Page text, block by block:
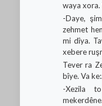
waya xora.
-Daye,
zehmet
mi dîya.
xebere
Tever ra
bîye. Va ke:.
-Xezila